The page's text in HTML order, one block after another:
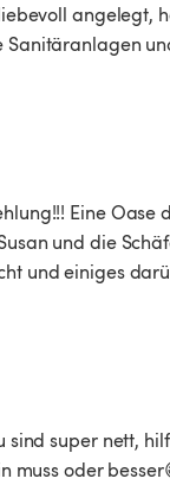
angelegt,
Sanitäranlagen
Eine
und die
und einiges
sind super nett,
muss oder